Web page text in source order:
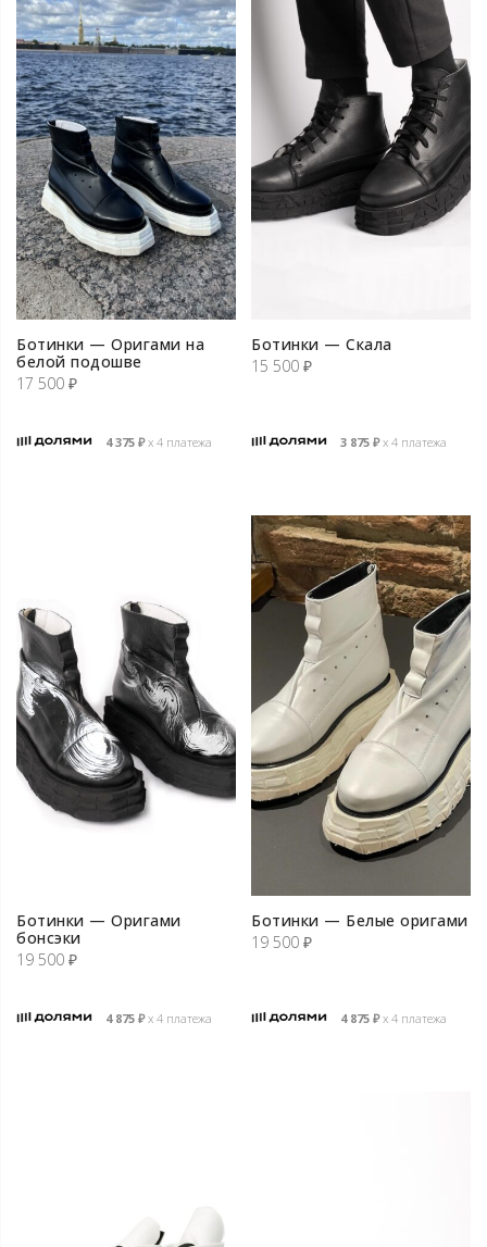
Ботинки — Оригами на
белой подошве
17 500 ₽
4 375 ₽х 4 платежа
Ботинки — Скала
15 500 ₽
3 875 ₽х 4 платежа
Ботинки — Оригами
бонсэки
19 500 ₽
4 875 ₽х 4 платежа
Ботинки — Белые оригами
19 500 ₽
4 875 ₽х 4 платежа